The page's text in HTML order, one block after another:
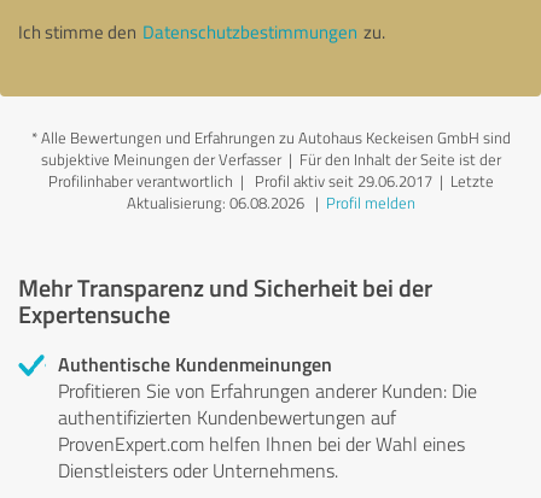
Ich stimme den Datenschutzbestimmungen zu.
*Alle Bewertungen und Erfahrungen zu Autohaus Keckeisen GmbH sind
subjektive Meinungen der Verfasser | Für den Inhalt der Seite ist der
Profilinhaber verantwortlich | Profil aktiv seit 29.06.2017 | Letzte
Aktualisierung: 06.08.2026| Profil melden
Mehr Transparenz und Sicherheit bei der
Expertensuche
Authentische Kundenmeinungen
Profitieren Sie von Erfahrungen anderer Kunden: Die
authentifizierten Kundenbewertungen auf
ProvenExpert.com helfen Ihnen bei der Wahl eines
Dienstleisters oder Unternehmens.